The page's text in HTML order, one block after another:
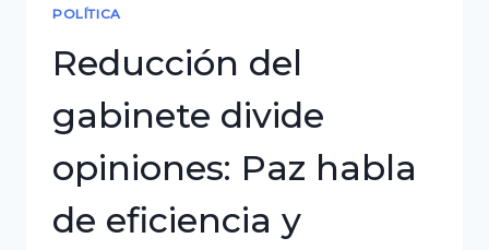
POLÍTICA
Reducción del
gabinete divide
opiniones: Paz habla
de eficiencia y